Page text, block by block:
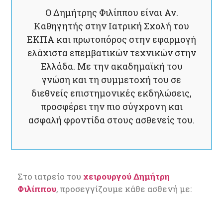
Ο Δημήτρης Φιλίππου είναι Αν.
Καθηγητής στην Ιατρική Σχολή του
ΕΚΠΑ και πρωτοπόρος στην εφαρμογή
ελάχιστα επεμβατικών τεχνικών στην
Ελλάδα. Με την ακαδημαϊκή του
γνώση και τη συμμετοχή του σε
διεθνείς επιστημονικές εκδηλώσεις,
προσφέρει την πιο σύγχρονη και
ασφαλή φροντίδα στους ασθενείς του.
Στο ιατρείο του χειρουργού Δημήτρη
Φιλίππου, προσεγγίζουμε κάθε ασθενή με: